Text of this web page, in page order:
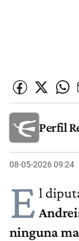
Perfil
08-05-2026 09:24
E l
ninguna